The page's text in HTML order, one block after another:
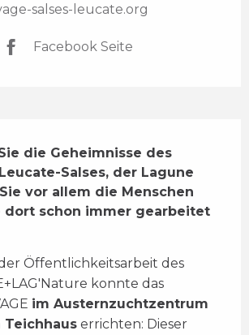
salses-leucate.org
Facebook Seite
die Geheimnisse des
Salses, der Lagune
vor allem die Menschen
dort schon immer gearbeitet
Öffentlichkeitsarbeit des
konnte das
im Austernzuchtzentrum
Teichhaus errichten: Dieser